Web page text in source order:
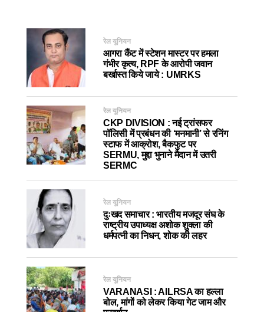
रेल यूनियन
आगरा कैंट में स्टेशन मास्टर पर हमला
गंभीर कृत्य, RPF के आरोपी जवान
बर्खास्त किये जाये : UMRKS
रेल यूनियन
CKP DIVISION : नई ट्रांसफर
पॉलिसी में प्रबंधन की ‘मनमानी’ से रनिंग
स्टाफ में आक्रोश, बैकफुट पर
SERMU, मुद्दा भुनाने मैदान में उतरी
SERMC
रेल यूनियन
दुःखद समाचार : भारतीय मजदूर संघ के
राष्ट्रीय उपाध्यक्ष अशोक शुक्ला की
धर्मपत्नी का निधन, शोक की लहर
रेल यूनियन
VARANASI : AILRSA का हल्ला
बोल, मांगों को लेकर किया गेट जाम और